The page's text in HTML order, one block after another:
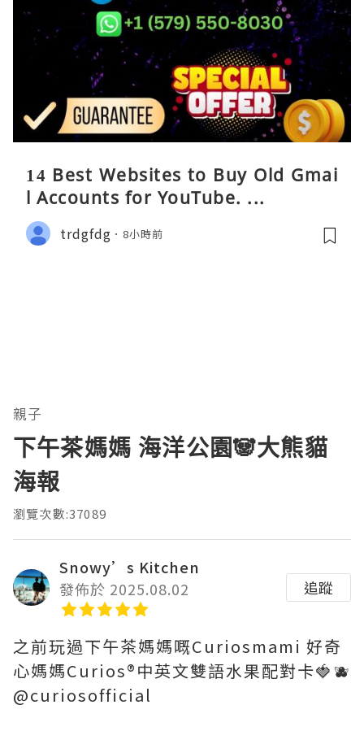
14 Best Websites to Buy Old Gmai
l Accounts for YouTube. ...
trdgfdg 8小時前
親子
下午茶媽媽 海洋公園🐼大熊貓
海報
瀏覽次數:37089
Snowy’s Kitchen
發佈於 2025.08.02
追蹤
之前玩過下午茶媽媽嘅Curiosmami 好奇
心媽媽Curios®️中英文雙語水果配對卡🍓🫐
@curiosofficial